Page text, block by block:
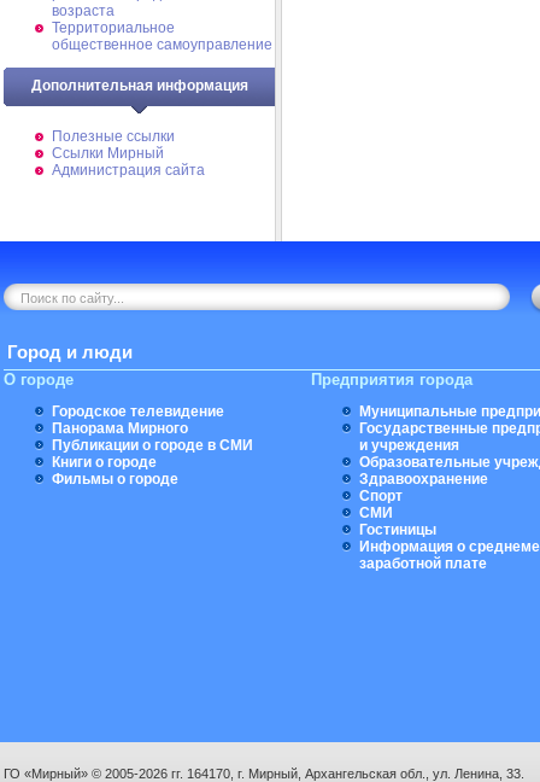
возраста
Территориальное
общественное самоуправление
Дополнительная информация
Полезные ссылки
Ссылки Мирный
Администрация сайта
Город и люди
О городе
Городское телевидение
Панорама Мирного
Публикации о городе в СМИ
Книги о городе
Фильмы о городе
Предприятия города
Муниципальные
Государственные
и учреждения
Образовательные
Здравоохранение
Спорт
СМИ
Гостиницы
Информация о
заработной плате
ГО «Мирный» © 2005-2026 гг. 164170, г. Мирный, Архангельская обл., ул. Ленина, 33.